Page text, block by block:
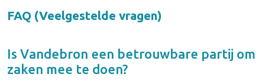
FAQ (Veelgestelde vragen)
Is Vandebron een betrouwbare partij om
zaken mee te doen?